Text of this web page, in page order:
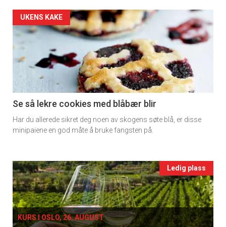
Artikler
detail
-
section
11
Ukens
UKENS KAKE
Se så lekre cookies med blåbær blir
Har du allerede sikret deg noen av skogens søte blå, er disse
minipaiene en god måte å bruke fangsten på.
Events
single
Ledig plass
KURS I OSLO, 26. AUGUST